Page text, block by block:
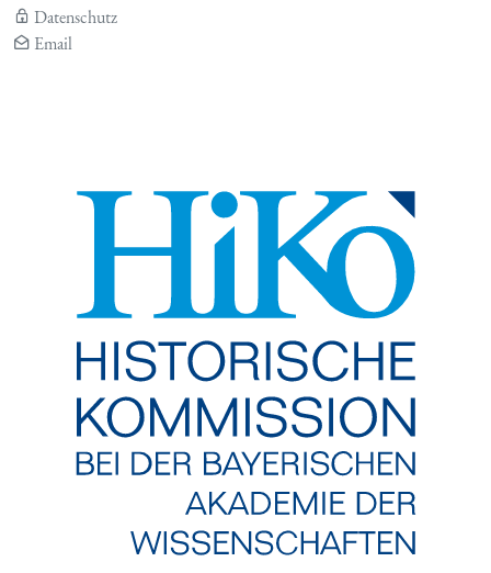
Datenschutz
Email